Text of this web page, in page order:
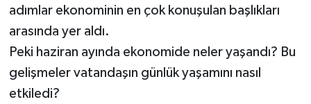
adımlar ekonominin en çok konuşulan başlıkları
arasında yer aldı.
Peki haziran ayında ekonomide neler yaşandı? Bu
gelişmeler vatandaşın günlük yaşamını nasıl
etkiledi?
Sinemalar
Siyaset